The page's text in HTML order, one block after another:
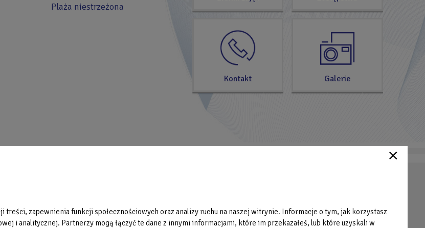
Plaża niestrzeżona
Kontakt Galerie
Regulaminy
Grafiki zajęć
zapewnienia funkcji społecznościowych oraz analizy ruchu na naszej witrynie. Informacje o tym, jak korzystasz
i analitycznej. Partnerzy mogą łączyć te dane z innymi informacjami, które im przekazałeś, lub które uzyskali w